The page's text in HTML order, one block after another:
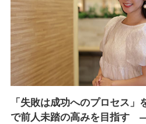
「失敗は成功へのプロセス
で前人未踏の高みを目指す